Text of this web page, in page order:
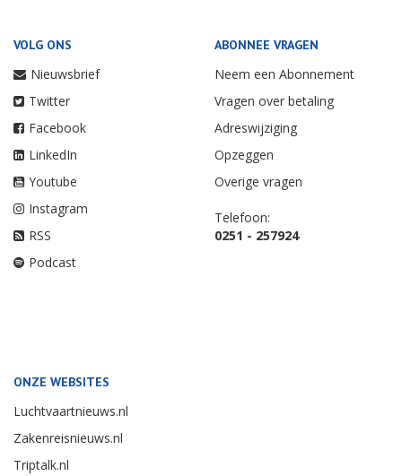
VOLG ONS
Nieuwsbrief
Twitter
Facebook
LinkedIn
Youtube
Instagram
RSS
Podcast
ABONNEE VRAGEN
Neem een Abonnement
Vragen over betaling
Adreswijziging
Opzeggen
Overige vragen
Telefoon:
0251 - 257924
ONZE WEBSITES
Luchtvaartnieuws.nl
Zakenreisnieuws.nl
Triptalk.nl